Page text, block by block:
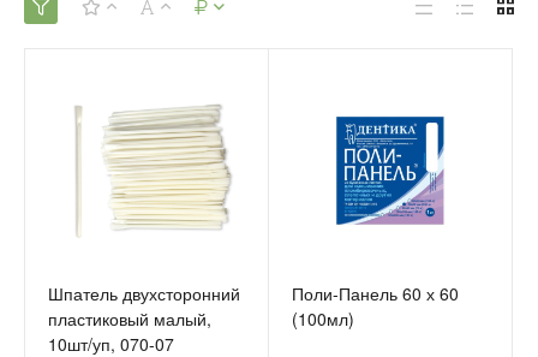
Шпатель двухсторонний
пластиковый малый,
10шт/уп, 070-07
Поли-Панель 60 х 60
(100мл)